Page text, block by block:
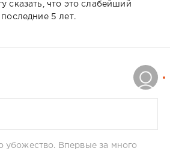
сказать, что это слабейший
5 лет.
убожество. Впервые за много